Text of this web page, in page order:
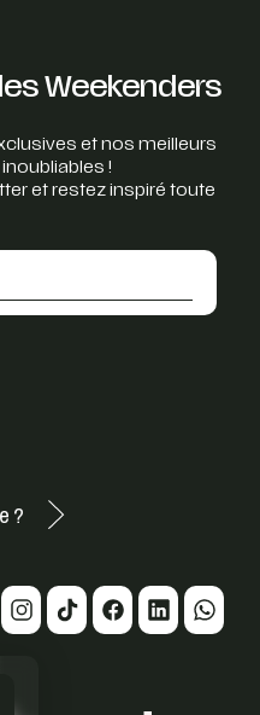
Weekenders
et nos meilleurs
!
et restez inspiré toute
?